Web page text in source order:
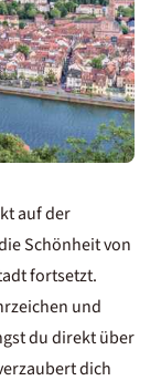
auf der
Schönheit von
fortsetzt.
und
du direkt über
dich